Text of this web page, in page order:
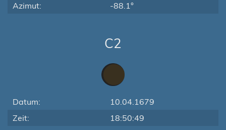
Azimut:
-88.1°
C2
Datum:
10.04.1679
Zeit:
18:50:49